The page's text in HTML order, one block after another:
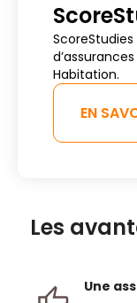
Habitation.
EN
Les
Une